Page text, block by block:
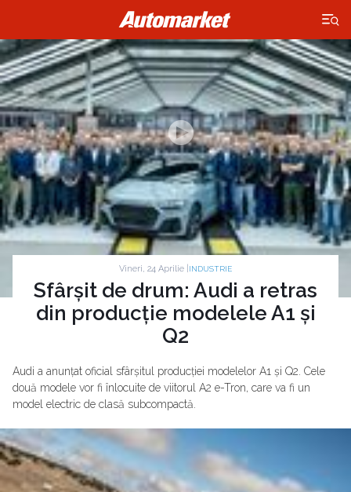
×
Vineri, 24 Aprilie | INDUSTRIE
Sfârșit de drum: Audi a retras
din producție modelele A1 și
Q2
Audi a anunțat oficial sfârșitul producției modelelor A1 și Q2. Cele
două modele vor fi înlocuite de viitorul A2 e-Tron, care va fi un
model electric de clasă subcompactă.